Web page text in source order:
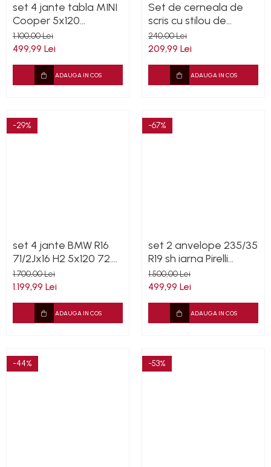
set 4 jante tabla MINI
Cooper 5x120
61/2JX16H2 S46 ET46
R16 cu senzori
1.100,00 Lei
499,99 Lei
ADAUGA IN COS
Set de cerneala de
scris cu stilou de
caligrafie vintage de
lux, stilou, calimara,
cu 5 pene
240,00 Lei
209,99 Lei
ADAUGA IN COS
-29%
set 4 jante BMW R16
71/2Jx16 H2 5x120 72.2
6796237 SH cu
senzori
1.700,00 Lei
1.199,99 Lei
ADAUGA IN COS
-67%
set 2 anvelope 235/35
R19 sh iarna Pirelli
7.5mm cu garantie
1.500,00 Lei
499,99 Lei
ADAUGA IN COS
-44% -53%